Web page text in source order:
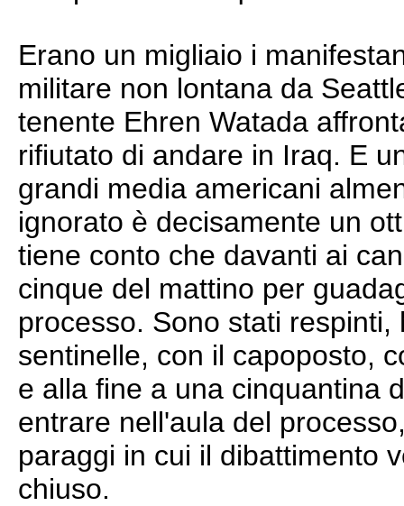
Erano un migliaio i
militare non lontana da
tenente Ehren Watada
rifiutato di andare in Iraq. E
grandi media americani
ignorato è decisamente un
tiene conto che davanti ai
cinque del mattino per
processo. Sono stati
sentinelle, con il capoposto,
e alla fine a una cinquantina
entrare nell'aula del
paraggi in cui il dibattimento
chiuso.